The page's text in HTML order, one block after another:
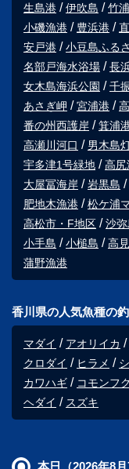
生島港
伊吹島 竹
小磯漁港
豊浜港
安戸港
小豆島ふる
名部戸海水浴場
長
女木島海浜公園
千
あさぎ岬
宮浦港
番の州西護岸
箕浦
高瀬川河口
男木島
宇多津1号緑地
高尻
大屋冨海岸
岩黒島
肥地木漁港
松ケ浦
高松市・F地区
沙弥
小手島
小槌島 高
蒲野漁港
香川県の人気魚種の
マダイ アオリイカ
クロダイ
ヒラメ
カワハギ
コモンフ
ヘダイ
スズキ